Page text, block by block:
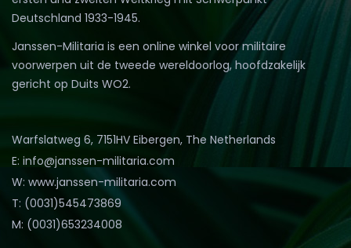
Deutschland 1933-1945.
Janssen-Militaria is een online winkel voor militaire
voorwerpen uit de tweede wereldoorlog, hoofdzakelijk
gericht op Duits WO2.
Warfslatweg 6, 7151HV Eibergen, The Netherlands
E: info@janssen-militaria.com
W: www.janssen-militaria.com
T: (0031)545473869
M: (0031)653234008